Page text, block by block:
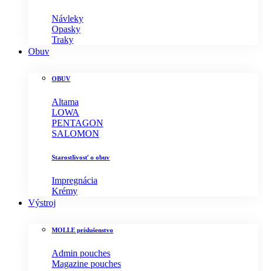
Návleky
Opasky
Traky
Obuv
OBUV
Altama
LOWA
PENTAGON
SALOMON
Starostlivosť o obuv
Impregnácia
Krémy
Výstroj
MOLLE príslušenstvo
Admin pouches
Magazine pouches